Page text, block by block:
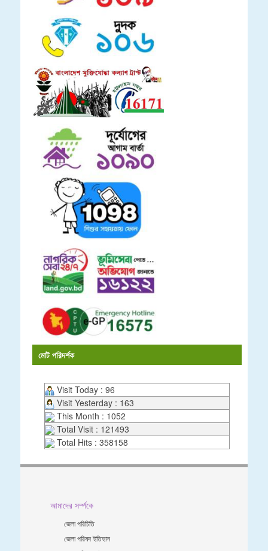
মোট পরিদর্শক
Visit Today : 96
Visit Yesterday : 163
This Month : 1052
Total Visit : 121493
Total Hits : 358158
আমাদের সর্ম্পকে
জেলা পরিচিতি
জেলা পরিষদ ইতিহাস